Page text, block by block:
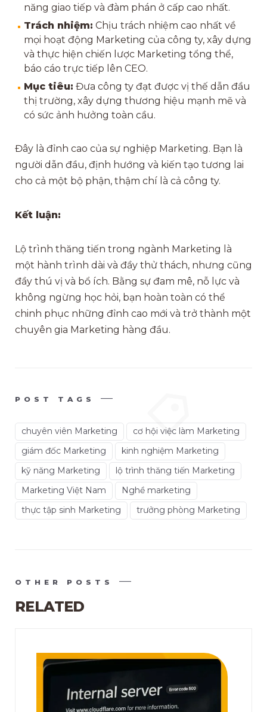
năng giao tiếp và đàm phán ở cấp cao nhất.
Trách nhiệm: Chịu trách nhiệm cao nhất về
mọi hoạt động Marketing của công ty, xây dựng
và thực hiện chiến lược Marketing tổng thể,
báo cáo trực tiếp lên CEO.
Mục tiêu: Đưa công ty đạt được vị thế dẫn đầu
thị trường, xây dựng thương hiệu mạnh mẽ và
có sức ảnh hưởng toàn cầu.
Đây là đỉnh cao của sự nghiệp Marketing. Bạn là
người dẫn đầu, định hướng và kiến tạo tương lai
cho cả một bộ phận, thậm chí là cả công ty.
Kết luận:
Lộ trình thăng tiến trong ngành Marketing là
một hành trình dài và đầy thử thách, nhưng cũng
đầy thú vị và bổ ích. Bằng sự đam mê, nỗ lực và
không ngừng học hỏi, bạn hoàn toàn có thể
chinh phục những đỉnh cao mới và trở thành một
chuyên gia Marketing hàng đầu.
POST TAGS
chuyên viên Marketing
cơ hội việc làm Marketing
giám đốc Marketing
kinh nghiệm Marketing
kỹ năng Marketing
lộ trình thăng tiến Marketing
Marketing Việt Nam
Nghề marketing
thực tập sinh Marketing
trưởng phòng Marketing
OTHER POSTS
RELATED